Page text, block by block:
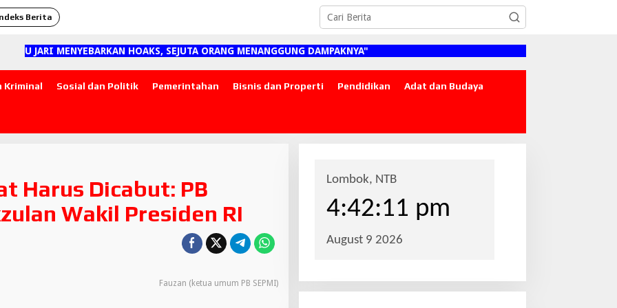
Berita
JARI MENYEBARKAN HOAKS, SEJUTA ORANG MENANGGUNG DAMPAKNYA"
Kriminal Sosial dan Politik Pemerintahan Bisnis dan Properti Pendidikan Adat dan Budaya
Harus Dicabut: PB
Wakil Presiden RI
Fauzan (ketua umum PB SEPMI)